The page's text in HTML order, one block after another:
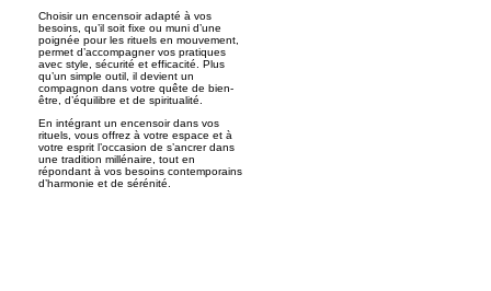
Choisir un encensoir adapté à vos
besoins, qu’il soit fixe ou muni d’une
poignée pour les rituels en mouvement,
permet d’accompagner vos pratiques
avec style, sécurité et efficacité. Plus
qu’un simple outil, il devient un
compagnon dans votre quête de bien-
être, d’équilibre et de spiritualité.
En intégrant un encensoir dans vos
rituels, vous offrez à votre espace et à
votre esprit l’occasion de s’ancrer dans
une tradition millénaire, tout en
répondant à vos besoins contemporains
d’harmonie et de sérénité.